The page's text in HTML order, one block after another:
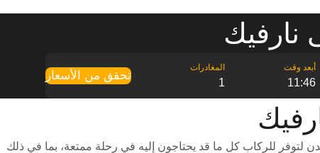
نارفيك
11:46
1
تحقق من الأسعار
للركاب كل ما قد يحتاجون إليه في رحلة ممتعة، بما في ذلك